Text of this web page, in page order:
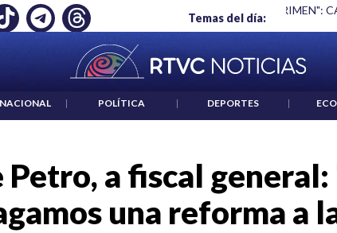
Temas del día:
ES UN CRIMEN": CARTA DE BETO CORAL ABELARDO
| POLÍTICA | DEPORTES |
a fiscal
una reforma a